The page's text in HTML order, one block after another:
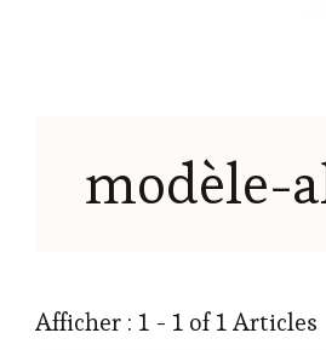
modèle-
Afficher : 1 - 1 of 1 Articles